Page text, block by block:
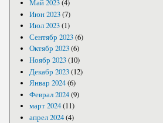
Май 2023(4)
Июн 2023(7)
Июл 2023(1)
Сентябр 2023(6)
Октябр 2023(6)
Ноябр 2023(10)
Декабр 2023(12)
Январ 2024(6)
Феврал 2024(9)
март 2024(11)
апрел 2024(4)